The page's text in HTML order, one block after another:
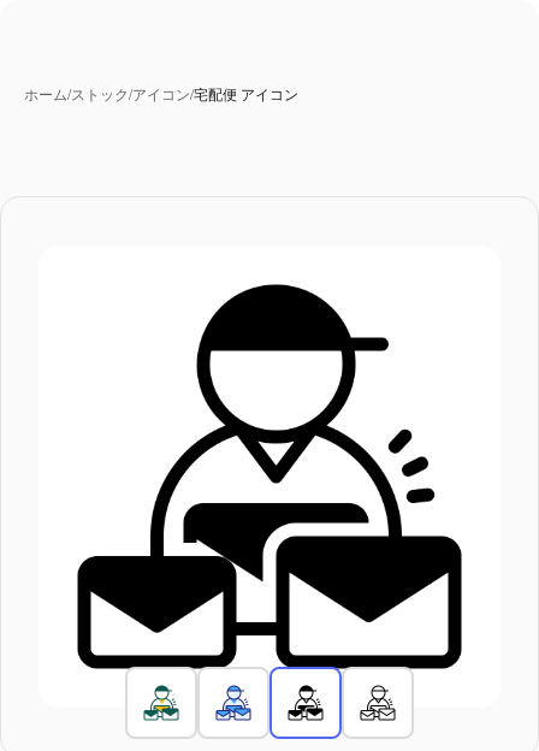
ホーム/ストック/アイコン/宅配便 アイコン